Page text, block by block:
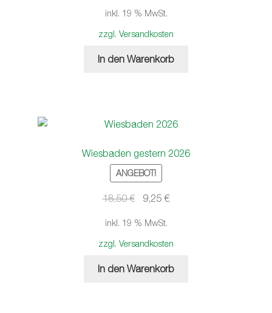
inkl. 19 % MwSt.
zzgl. Versandkosten
In den Warenkorb
Wiesbaden gestern 2026
ANGEBOT!
18,50€
Ursprünglicher
war:
18,50 €
9,25€Aktueller
9,25 €.
inkl. 19 % MwSt.
zzgl. Versandkosten
In den Warenkorb